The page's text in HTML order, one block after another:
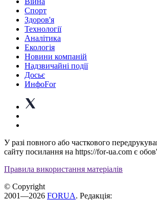
Спорт
Здоров'я
Технології
Аналітика
Екологія
Новини компаній
Надзвичайні події
Досьє
ИнфоFor
У разі повного або часткового
сайту посилання на https://for-ua.com є
Правила використання матеріалів
© Copyright
2001—2026 FORUA. Редакція: